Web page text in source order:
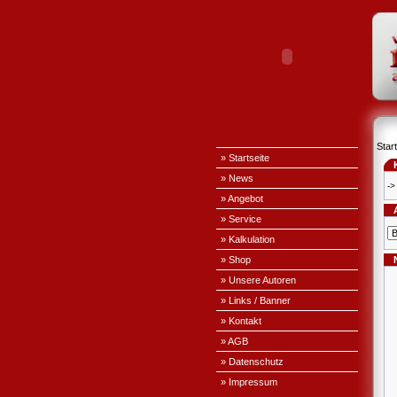
» Startseite
» News
» Angebot
» Service
» Kalkulation
» Shop
» Unsere Autoren
» Links / Banner
» Kontakt
» AGB
» Datenschutz
» Impressum
->